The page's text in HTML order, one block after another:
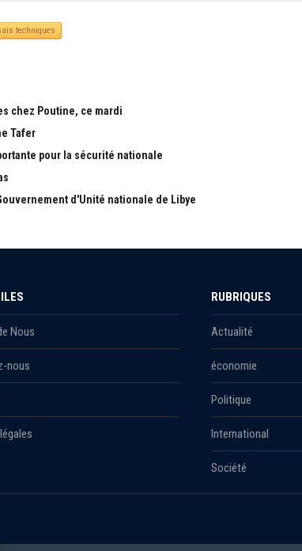
techniques
chez Poutine, ce mardi
Tafer
pour la sécurité nationale
d'Unité nationale de Libye
Nous
nous
RUBRIQUES
Actualité
économie
Politique
International
Société